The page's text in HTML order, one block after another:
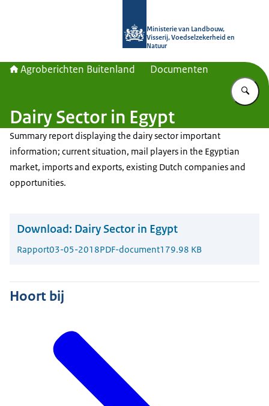
Ministerie van Landbouw,
Visserij, Voedselzekerheid en
Natuur
Agroberichten Buitenland Documenten
Dairy Sector in Egypt
Summary report displaying the dairy sector important
information; current situation, mail players in the Egyptian
market, imports and exports, existing Dutch companies and
opportunities.
Download: Dairy Sector in Egypt
Rapport03-05-2018PDF-document179.98 KB
Hoort bij